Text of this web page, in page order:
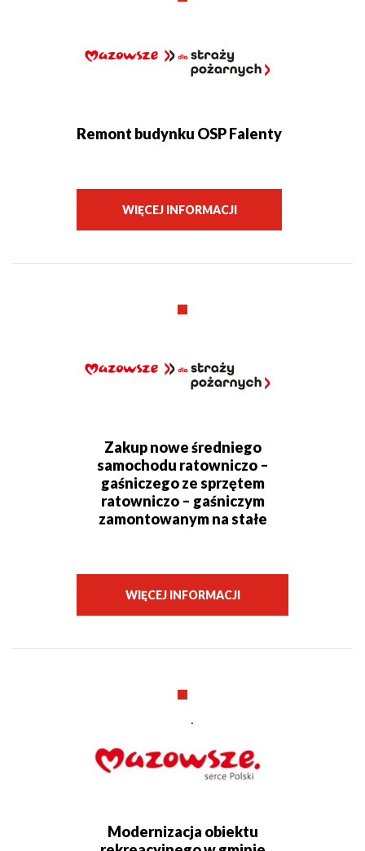
Remont budynku OSP Falenty
WIĘCEJ INFORMACJI
Zakup nowe średniego
samochodu ratowniczo –
gaśniczego ze sprzętem
ratowniczo – gaśniczym
zamontowanym na stałe
WIĘCEJ INFORMACJI
Modernizacja obiektu